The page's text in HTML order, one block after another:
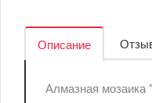
Описание
Алмазная мозаика